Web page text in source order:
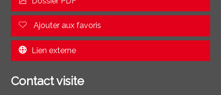
Ajouter aux favoris
Lien externe
Contact visite